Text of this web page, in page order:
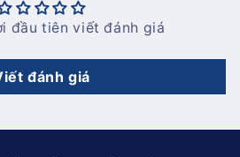
đầu tiên viết đánh giá
đánh giá